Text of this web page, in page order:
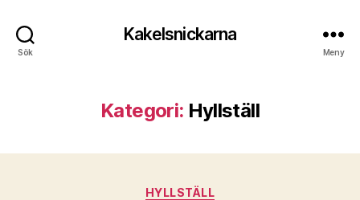
Sök
Kakelsnickarna
Meny
Kategori: Hyllställ
Kategorier
HYLLSTÄLL